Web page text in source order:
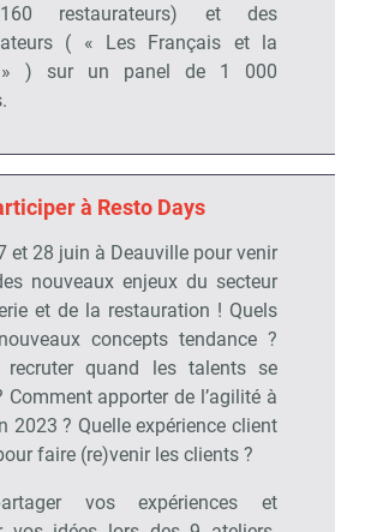
restaurateurs) et des
( « Les Français et la
» ) sur un panel de 1 000
à Resto Days
et 28 juin à Deauville pour venir
nouveaux enjeux du secteur
et de la restauration ! Quels
concepts tendance ?
recruter quand les talents se
Comment apporter de l’agilité à
2023 ? Quelle expérience client
faire (re)venir les clients ?
vos expériences et